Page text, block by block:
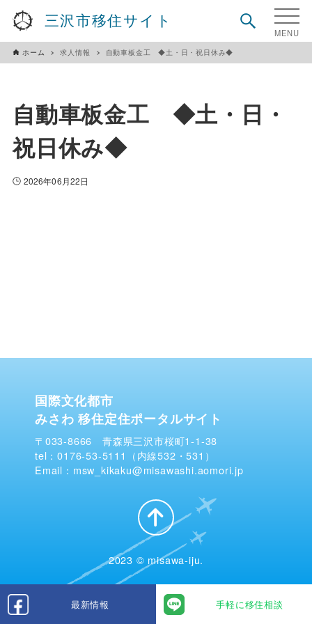
三沢市移住サイト
最新情報 手軽に移住相談
ホーム 求人情報 自動車板金工 ◆土・日・祝日休み◆
自動車板金工 ◆土・日・
祝日休み◆
2026年06月22日
国際文化都市
みさわ 移住定住ポータルサイト
〒033-8666 青森県三沢市桜町1-1-38
tel：0176-53-5111（内線532・531）
Email：msw_kikaku@misawashi.aomori.jp
2023 © misawa-iju.